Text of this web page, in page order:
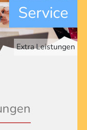
Service
Extra Leistungen